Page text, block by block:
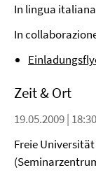
In lingua
In
Zeit & Ort
19.05.2009 | 18:30
Freie